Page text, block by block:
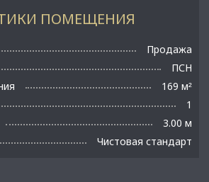
ПОМЕЩЕНИЯ
Продажа
ПСН
169 м²
1
3.00 м
Чистовая стандарт